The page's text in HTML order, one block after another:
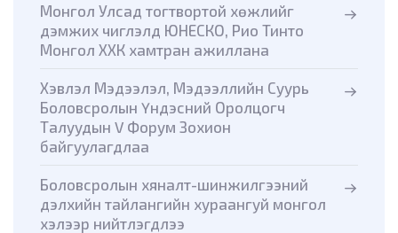
Монгол Улсад тогтвортой хөжлийг
дэмжих чиглэлд ЮНЕСКО, Рио Тинто
Монгол ХХК хамтран ажиллана
Хэвлэл Мэдээлэл, Мэдээллийн Суурь
Боловсролын Үндэсний Оролцогч
Талуудын V Форум Зохион
байгуулагдлаа
Боловсролын хяналт-шинжилгээний
дэлхийн тайлангийн хураангуй монгол
хэлээр нийтлэгдлээ